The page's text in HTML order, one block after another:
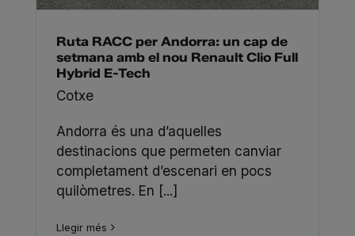
Ruta RACC per Andorra: un cap de
setmana amb el nou Renault Clio Full
Hybrid E-Tech
Cotxe
Andorra és una d’aquelles
destinacions que permeten canviar
completament d’escenari en pocs
quilòmetres. En [...]
Llegir més